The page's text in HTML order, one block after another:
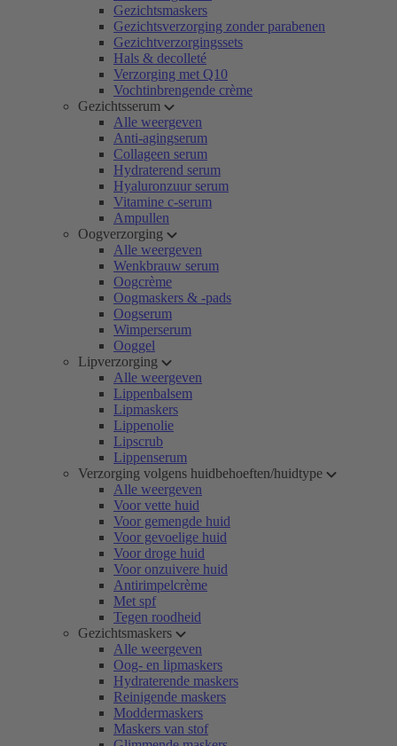
Gezichtsmaskers
Gezichtsverzorging zonder parabenen
Gezichtverzorgingssets
Hals & decolleté
Verzorging met Q10
Vochtinbrengende crème
Gezichtsserum
Alle weergeven
Anti-agingserum
Collageen serum
Hydraterend serum
Hyaluronzuur serum
Vitamine c-serum
Ampullen
Oogverzorging
Alle weergeven
Wenkbrauw serum
Oogcrème
Oogmaskers & -pads
Oogserum
Wimperserum
Ooggel
Lipverzorging
Alle weergeven
Lippenbalsem
Lipmaskers
Lippenolie
Lipscrub
Lippenserum
Verzorging volgens huidbehoeften/huidtype
Alle weergeven
Voor vette huid
Voor gemengde huid
Voor gevoelige huid
Voor droge huid
Voor onzuivere huid
Antirimpelcrème
Met spf
Tegen roodheid
Gezichtsmaskers
Alle weergeven
Oog- en lipmaskers
Hydraterende maskers
Reinigende maskers
Moddermaskers
Maskers van stof